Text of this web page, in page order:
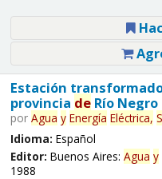
Estación
provincia deRío Negro
por Agua y Energía Eléctrica,
Idioma: Español
Editor: Buenos Aires: Agua y
1988